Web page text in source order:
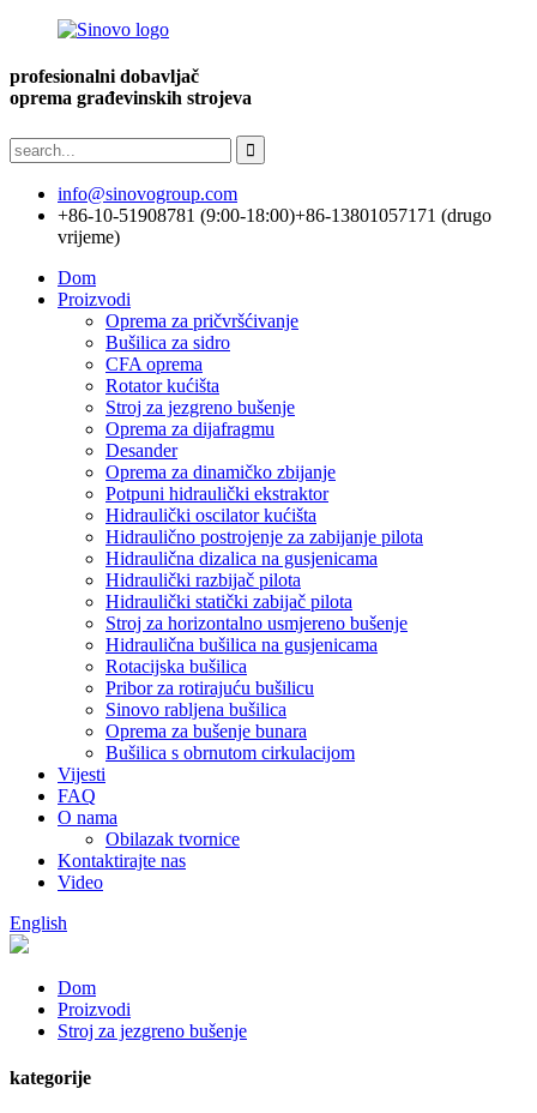
profesionalni dobavljač
oprema građevinskih strojeva
info@sinovogroup.com
+86-10-51908781 (9:00-18:00)+86-13801057171 (drugo
vrijeme)
Dom
Proizvodi
Oprema za pričvršćivanje
Bušilica za sidro
CFA oprema
Rotator kućišta
Stroj za jezgreno bušenje
Oprema za dijafragmu
Desander
Oprema za dinamičko zbijanje
Potpuni hidraulički ekstraktor
Hidraulički oscilator kućišta
Hidraulično postrojenje za zabijanje pilota
Hidraulična dizalica na gusjenicama
Hidraulički razbijač pilota
Hidraulički statički zabijač pilota
Stroj za horizontalno usmjereno bušenje
Hidraulična bušilica na gusjenicama
Rotacijska bušilica
Pribor za rotirajuću bušilicu
Sinovo rabljena bušilica
Oprema za bušenje bunara
Bušilica s obrnutom cirkulacijom
Vijesti
FAQ
O nama
Obilazak tvornice
Kontaktirajte nas
Video
English
Dom
Proizvodi
Stroj za jezgreno bušenje
kategorije